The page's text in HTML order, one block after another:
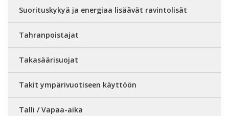
Suorituskykyä ja energiaa lisäävät ravintolisät
Tahranpoistajat
Takasäärisuojat
Takit ympärivuotiseen käyttöön
Talli / Vapaa-aika